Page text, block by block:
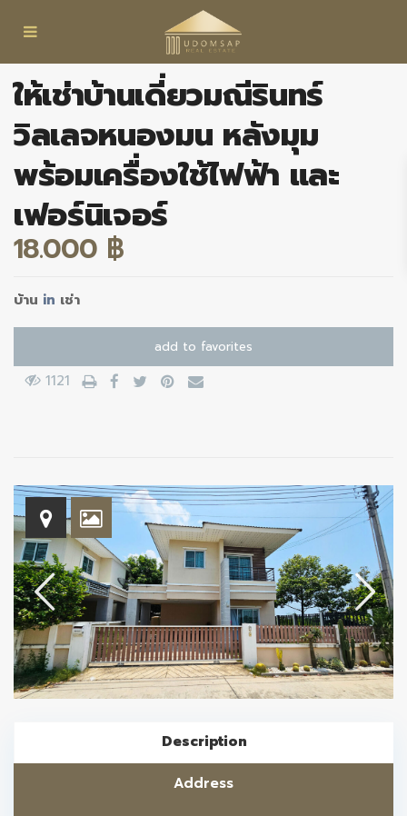
ให้เช่าบ้านเดี่ยวมณีรินทร์
วิลเลจหนองมน หลังมุม
พร้อมเครื่องใช้ไฟฟ้า และ
เฟอร์นิเจอร์
18.000 ฿
บ้าน in เช่า
add to favorites
1121
Description
Address